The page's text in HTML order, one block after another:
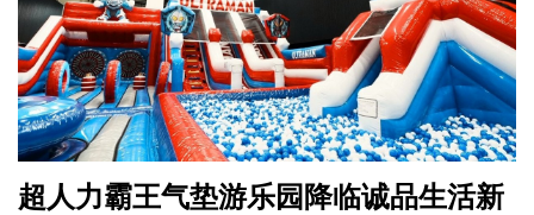
超人力霸王气垫游乐园降临诚品生活新